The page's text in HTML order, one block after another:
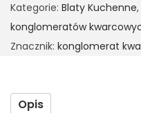
Kategorie: Blaty Kuchenne,
konglomeratów
Znacznik: konglomerat
Opis